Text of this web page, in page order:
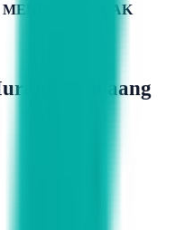
PUNCAK
Di Bolaang